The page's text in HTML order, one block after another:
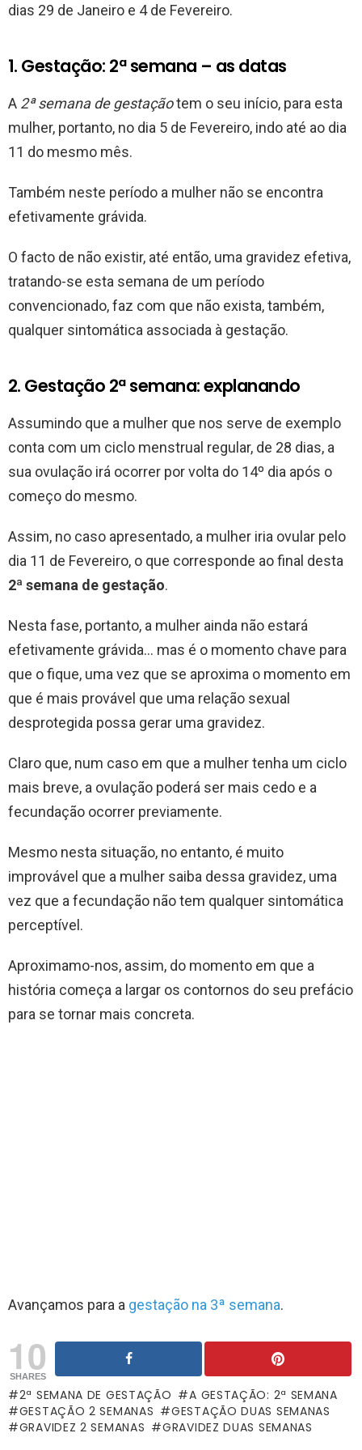
dias 29 de Janeiro e 4 de Fevereiro.
1. Gestação: 2ª semana – as datas
A 2ª semana de gestaçãotem o seu início, para esta
mulher, portanto, no dia 5 de Fevereiro, indo até ao dia
11 do mesmo mês.
Também neste período a mulher não se encontra
efetivamente grávida.
O facto de não existir, até então, uma gravidez efetiva,
tratando-se esta semana de um período
convencionado, faz com que não exista, também,
qualquer sintomática associada à gestação.
2. Gestação 2ª semana: explanando
Assumindo que a mulher que nos serve de exemplo
conta com um ciclo menstrual regular, de 28 dias, a
sua ovulação irá ocorrer por volta do 14º dia após o
começo do mesmo.
Assim, no caso apresentado, a mulher iria ovular pelo
dia 11 de Fevereiro, o que corresponde ao final desta
2ª semana de gestação.
Nesta fase, portanto, a mulher ainda não estará
efetivamente grávida… mas é o momento chave para
que o fique, uma vez que se aproxima o momento em
que é mais provável que uma relação sexual
desprotegida possa gerar uma gravidez.
Claro que, num caso em que a mulher tenha um ciclo
mais breve, a ovulação poderá ser mais cedo e a
fecundação ocorrer previamente.
Mesmo nesta situação, no entanto, é muito
improvável que a mulher saiba dessa gravidez, uma
vez que a fecundação não tem qualquer sintomática
perceptível.
Aproximamo-nos, assim, do momento em que a
história começa a largar os contornos do seu prefácio
para se tornar mais concreta.
Avançamos para a gestação na 3ª semana.
10
SHARES
2ª SEMANA DE GESTAÇÃO
A GESTAÇÃO: 2ª SEMANA
GESTAÇÃO 2 SEMANAS
GESTAÇÃO DUAS SEMANAS
GRAVIDEZ 2 SEMANAS
GRAVIDEZ DUAS SEMANAS